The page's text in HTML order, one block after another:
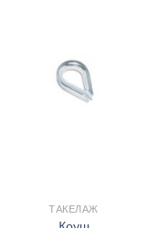
ТАКЕЛАЖ